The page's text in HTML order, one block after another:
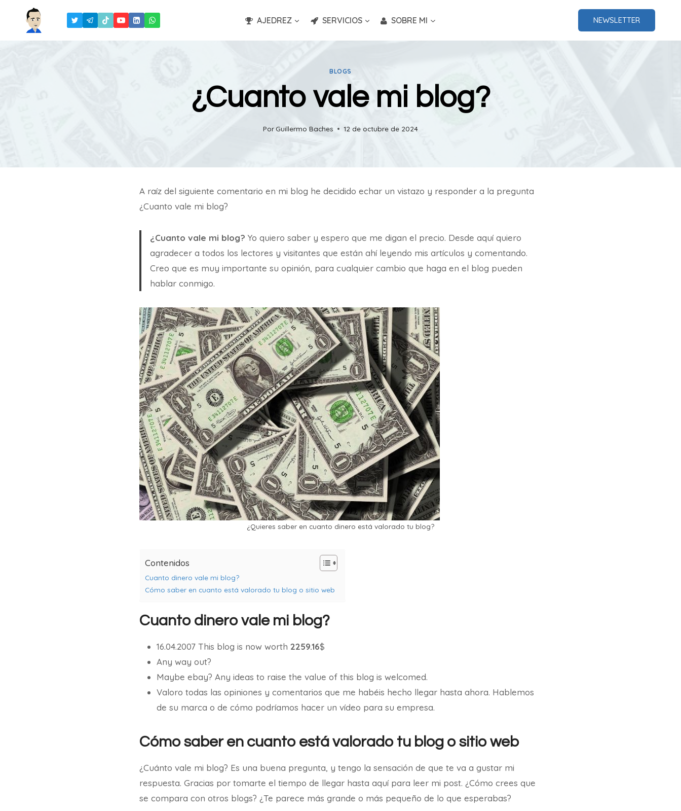
AJEDREZ SERVICIOS SOBRE MI NEWSLETTER
BLOGS
¿Cuanto vale mi blog?
PorGuillermo Baches 12 de octubre de 2024
A raíz del siguiente comentario en mi blog he decidido echar un vistazo y responder a la pregunta
¿Cuanto vale mi blog?
¿Cuanto vale mi blog? Yo quiero saber y espero que me digan el precio. Desde aquí quiero
agradecer a todos los lectores y visitantes que están ahí leyendo mis artículos y comentando.
Creo que es muy importante su opinión, para cualquier cambio que haga en el blog pueden
hablar conmigo.
¿Quieres saber en cuanto dinero está valorado tu blog?
Contenidos
Cuanto dinero vale mi blog?
Cómo saber en cuanto está valorado tu blog o sitio web
Cuanto dinero vale mi blog?
16.04.2007 This blog is now worth 2259.16$
Any way out?
Maybe ebay? Any ideas to raise the value of this blog is welcomed.
Valoro todas las opiniones y comentarios que me habéis hecho llegar hasta ahora. Hablemos
de su marca o de cómo podríamos hacer un vídeo para su empresa.
Cómo saber en cuanto está valorado tu blog o sitio web
¿Cuánto vale mi blog? Es una buena pregunta, y tengo la sensación de que te va a gustar mi
respuesta. Gracias por tomarte el tiempo de llegar hasta aquí para leer mi post. ¿Cómo crees que
se compara con otros blogs? ¿Te parece más grande o más pequeño de lo que esperabas?